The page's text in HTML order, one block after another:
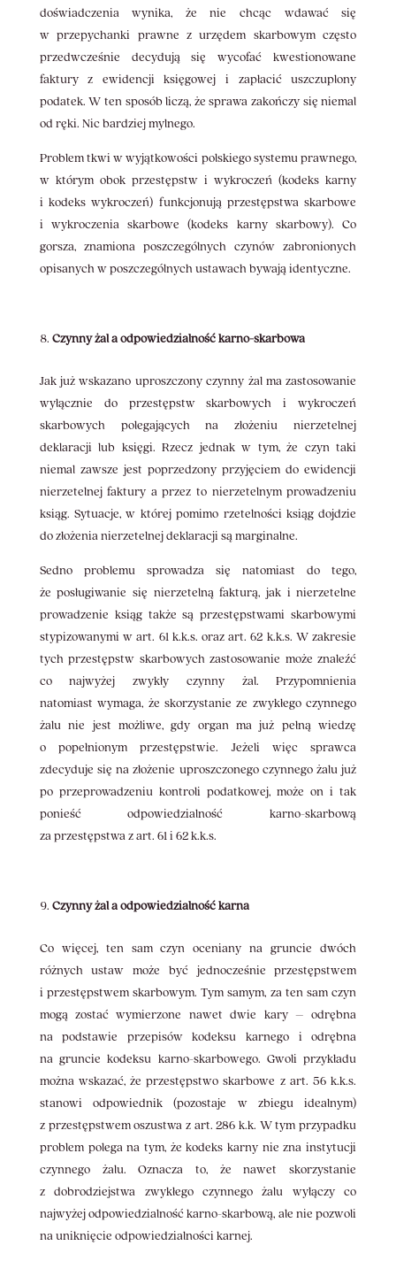
doświadczenia wynika, że nie chcąc wdawać się
w przepychanki prawne z urzędem skarbowym często
przedwcześnie decydują się wycofać kwestionowane
faktury z ewidencji księgowej i zapłacić uszczuplony
podatek. W ten sposób liczą, że sprawa zakończy się niemal
od ręki. Nic bardziej mylnego.
Problem tkwi w wyjątkowości polskiego systemu prawnego,
w którym obok przestępstw i wykroczeń (kodeks karny
i kodeks wykroczeń) funkcjonują przestępstwa skarbowe
i wykroczenia skarbowe (kodeks karny skarbowy). Co
gorsza, znamiona poszczególnych czynów zabronionych
opisanych w poszczególnych ustawach bywają identyczne.
Czynny żal a odpowiedzialność karno-skarbowa
Jak już wskazano uproszczony czynny żal ma zastosowanie
wyłącznie do przestępstw skarbowych i wykroczeń
skarbowych polegających na złożeniu nierzetelnej
deklaracji lub księgi. Rzecz jednak w tym, że czyn taki
niemal zawsze jest poprzedzony przyjęciem do ewidencji
nierzetelnej faktury a przez to nierzetelnym prowadzeniu
ksiąg. Sytuacje, w której pomimo rzetelności ksiąg dojdzie
do złożenia nierzetelnej deklaracji są marginalne.
Sedno problemu sprowadza się natomiast do tego,
że posługiwanie się nierzetelną fakturą, jak i nierzetelne
prowadzenie ksiąg także są przestępstwami skarbowymi
stypizowanymi w art. 61 k.k.s. oraz art. 62 k.k.s. W zakresie
tych przestępstw skarbowych zastosowanie może znaleźć
co najwyżej zwykły czynny żal. Przypomnienia
natomiast wymaga, że skorzystanie ze zwykłego czynnego
żalu nie jest możliwe, gdy organ ma już pełną wiedzę
o popełnionym przestępstwie. Jeżeli więc sprawca
zdecyduje się na złożenie uproszczonego czynnego żalu już
po przeprowadzeniu kontroli podatkowej, może on i tak
ponieść odpowiedzialność karno-skarbową
za przestępstwa z art. 61 i 62 k.k.s.
Czynny żal a odpowiedzialność karna
Co więcej, ten sam czyn oceniany na gruncie dwóch
różnych ustaw może być jednocześnie przestępstwem
i przestępstwem skarbowym. Tym samym, za ten sam czyn
mogą zostać wymierzone nawet dwie kary – odrębna
na podstawie przepisów kodeksu karnego i odrębna
na gruncie kodeksu karno-skarbowego. Gwoli przykładu
można wskazać, że przestępstwo skarbowe z art. 56 k.k.s.
stanowi odpowiednik (pozostaje w zbiegu idealnym)
z przestępstwem oszustwa z art. 286 k.k. W tym przypadku
problem polega na tym, że kodeks karny nie zna instytucji
czynnego żalu. Oznacza to, że nawet skorzystanie
z dobrodziejstwa zwykłego czynnego żalu wyłączy co
najwyżej odpowiedzialność karno-skarbową, ale nie pozwoli
na uniknięcie odpowiedzialności karnej.